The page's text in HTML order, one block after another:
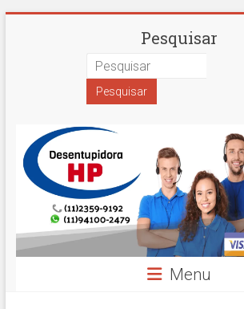
Desentupidora
Paulo
Hidro
Prime
Pesquisar
Menu